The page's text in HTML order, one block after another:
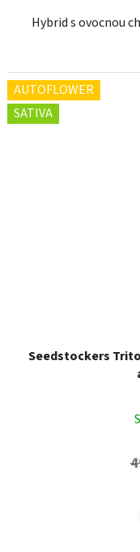
Hybrid s ovocnou
AUTOFLOWER
SATIVA
Seedstockers